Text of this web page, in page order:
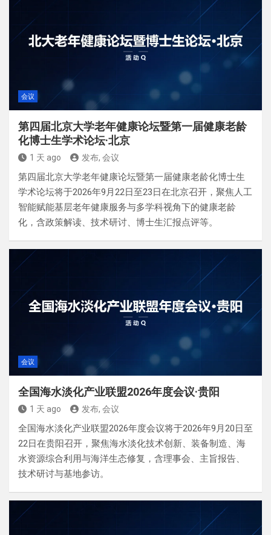
会议
第四届北京大学老年健康论坛暨第一届健康老龄
化博士生学术论坛·北京
1 天 ago 发布, 会议
第四届北京大学老年健康论坛暨第一届健康老龄化博士生
学术论坛将于2026年9月22日至23日在北京召开，聚焦人工
智能赋能基层老年健康服务与多学科视角下的健康老龄
化，含政策解读、技术研讨、博士生汇报点评等。
会议
全国海水淡化产业联盟2026年度会议·贵阳
1 天 ago 发布, 会议
全国海水淡化产业联盟2026年度会议将于2026年9月20日至
22日在贵阳召开，聚焦海水淡化技术创新、装备制造、海
水资源综合利用与海洋生态修复，含理事会、主旨报告、
技术研讨与基地参访。